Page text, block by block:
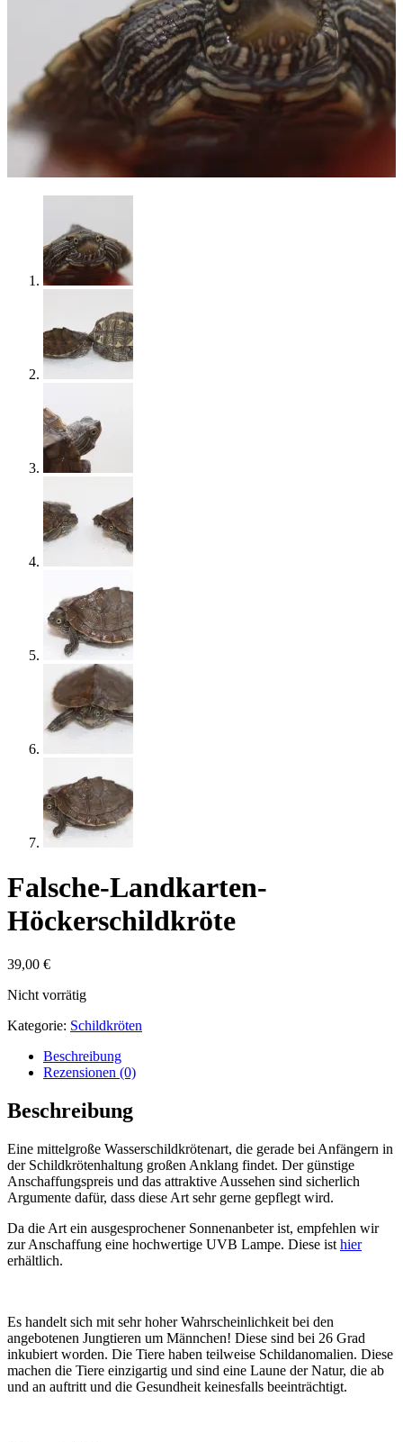
Falsche-Landkarten-
Höckerschildkröte
39,00 €
Nicht vorrätig
Kategorie: Schildkröten
Beschreibung
Rezensionen (0)
Beschreibung
Eine mittelgroße Wasserschildkrötenart, die gerade bei Anfängern in
der Schildkrötenhaltung großen Anklang findet. Der günstige
Anschaffungspreis und das attraktive Aussehen sind sicherlich
Argumente dafür, dass diese Art sehr gerne gepflegt wird.
Da die Art ein ausgesprochener Sonnenanbeter ist, empfehlen wir
zur Anschaffung eine hochwertige UVB Lampe. Diese ist hier
erhältlich.
Es handelt sich mit sehr hoher Wahrscheinlichkeit bei den
angebotenen Jungtieren um Männchen! Diese sind bei 26 Grad
inkubiert worden. Die Tiere haben teilweise Schildanomalien. Diese
machen die Tiere einzigartig und sind eine Laune der Natur, die ab
und an auftritt und die Gesundheit keinesfalls beeinträchtigt.